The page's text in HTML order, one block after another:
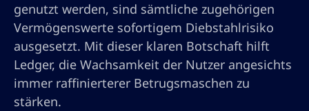
genutzt werden, sind sämtliche zugehörigen
Vermögenswerte sofortigem Diebstahlrisiko
ausgesetzt. Mit dieser klaren Botschaft hilft
Ledger, die Wachsamkeit der Nutzer angesichts
immer raffinierterer Betrugsmaschen zu
stärken.